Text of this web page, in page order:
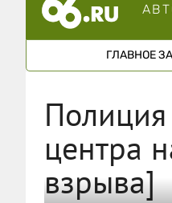
ГЛАВНОЕ
центра
взрыва]